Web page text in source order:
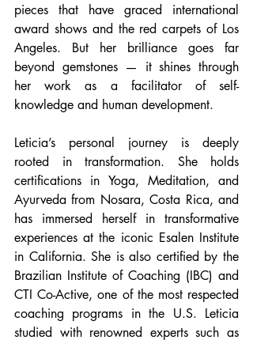
pieces that have graced international
award shows and the red carpets of Los
Angeles. But her brilliance goes far
beyond gemstones — it shines through
her work as a facilitator of self-
knowledge and human development.
Leticia’s personal journey is deeply
rooted in transformation. She holds
certifications in Yoga, Meditation, and
Ayurveda from Nosara, Costa Rica, and
has immersed herself in transformative
experiences at the iconic Esalen Institute
in California. She is also certified by the
Brazilian Institute of Coaching (IBC) and
CTI Co-Active, one of the most respected
coaching programs in the U.S. Leticia
studied with renowned experts such as